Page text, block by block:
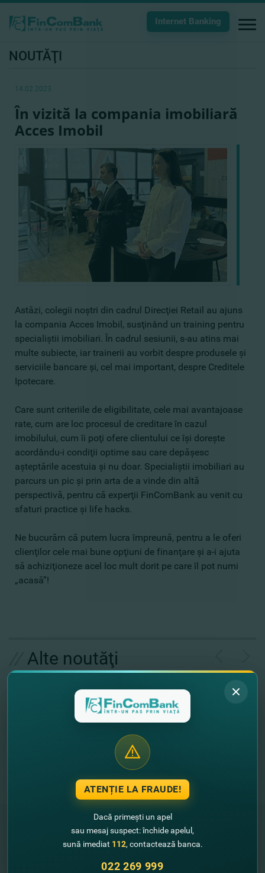
Internet Banking
NOUTĂŢI
14.02.2023
În vizită la compania imobiliară
Acces Imobil
Astăzi, colegii noştri din cadrul Direcţiei Retail au ajuns
la compania Acces Imobil, susţinând un training pentru
specialiştii imobiliari. În cadrul sesiunii, s-au atins mai
multe subiecte, iar trainerii au vorbit despre produsele şi
serviciile bancare şi, cel mai important, despre Creditele
Ipotecare.
Care sunt criteriile de eligibilitate, cele mai avantajoase
rate, cum are loc procesul de creditare în cazul
imobilului, cum îi poţi ofere clientului ce îşi doreşte
acordându-i condiţii optime sau care depăşesc
aşteptările acestuia şi nu doar. Specialiştii imobiliari au
parcurs un pic şi prin arta de a vinde din altă
perspectivă, pentru că experţii FinComBank au venit cu
sfaturi practice şi life hacks.
Ne bucurăm că putem lucra împreună, pentru a le oferi
clienţilor cele mai bune opţiuni de finanţare şi a-i ajuta
să achiziţioneze acel loc mult dorit pe care îl pot numi
„acasă”!
Alte noutăţi
Schemei de Garantare a Depozitelor
ATENȚIE LA FRAUDE!
Dacă primești un apel
sau mesaj suspect: închide apelul,
sună imediat 112, contactează banca.
022 269 999